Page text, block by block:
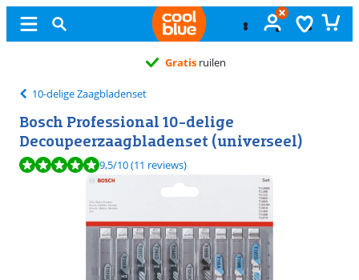
Gratis ruilen
10-delige Zaagbladenset
Bosch Professional 10-delige
Decoupeerzaagbladenset (universeel)
Beoordeling is 9,5 van de 10, gebaseerd op 11 reviews.
9,5/10(11 reviews)